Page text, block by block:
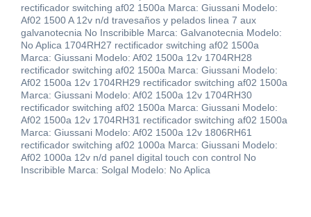
rectificador switching af02 1500a Marca: Giussani Modelo:
Af02 1500 A 12v n/d travesaños y pelados linea 7 aux
galvanotecnia No Inscribible Marca: Galvanotecnia Modelo:
No Aplica 1704RH27 rectificador switching af02 1500a
Marca: Giussani Modelo: Af02 1500a 12v 1704RH28
rectificador switching af02 1500a Marca: Giussani Modelo:
Af02 1500a 12v 1704RH29 rectificador switching af02 1500a
Marca: Giussani Modelo: Af02 1500a 12v 1704RH30
rectificador switching af02 1500a Marca: Giussani Modelo:
Af02 1500a 12v 1704RH31 rectificador switching af02 1500a
Marca: Giussani Modelo: Af02 1500a 12v 1806RH61
rectificador switching af02 1000a Marca: Giussani Modelo:
Af02 1000a 12v n/d panel digital touch con control No
Inscribible Marca: Solgal Modelo: No Aplica